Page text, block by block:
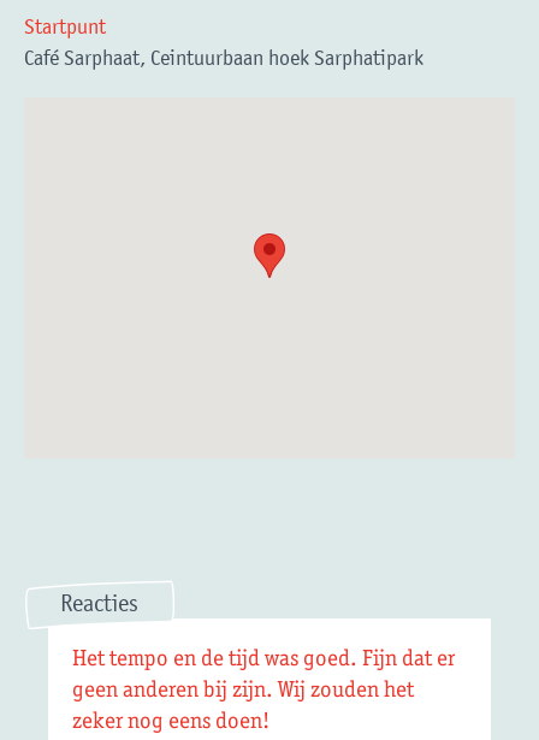
Startpunt
Café Sarphaat, Ceintuurbaan hoek Sarphatipark
Reacties
Het tempo en de tijd was goed. Fijn dat er
geen anderen bij zijn. Wij zouden het
zeker nog eens doen!